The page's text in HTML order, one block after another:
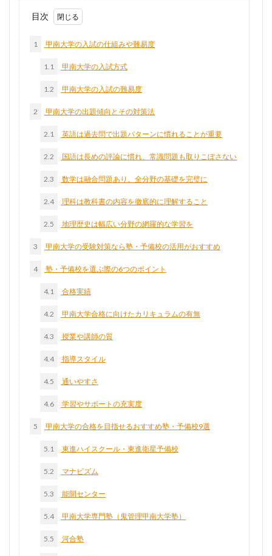
目次
1 甲南大学の入試の仕組みや難易度
1.1 甲南大学の入試方式
1.2 甲南大学の入試の難易度
2 甲南大学の出題傾向とその対策法
2.1 英語は過去問で出題パターンに慣れることが重要
2.2 国語は長めの評論に慣れ、常識問題も取りこぼさない
2.3 数学は融合問題あり。全分野の基礎を完璧に
2.4 理科は教科書の内容を徹底的に理解すること
2.5 地理歴史は幅広い分野の網羅的な学習を
3 甲南大学の受験対策なら塾・予備校の活用がおすすめ
4 塾・予備校を選ぶ際の6つのポイント
4.1 合格実績
4.2 甲南大学合格に向けたカリキュラムの有無
4.3 授業や講師の質
4.4 指導スタイル
4.5 通いやすさ
4.6 学習やサポートの充実度
5 甲南大学の合格を目指せるおすすめ塾・予備校9選
5.1 東進ハイスクール・東進衛星予備校
5.2 マナビズム
5.3 能開センター
5.4 甲南大学専門塾（鬼管理甲南大学塾）
5.5 河合塾